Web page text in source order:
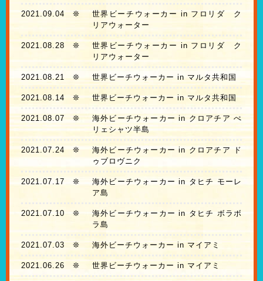
2021.09.04 ❊
世界ビーチウォーカー in フロリダ ク
リアウォーター
2021.08.28 ❊
世界ビーチウォーカー in フロリダ ク
リアウォーター
2021.08.21 ❊ 世界ビーチウォーカー in マルタ共和国
2021.08.14❊ 世界ビーチウォーカー in マルタ共和国
2021.08.07❊
海外ビーチウォーカー in クロアチア ぺ
リェシャツ半島
2021.07.24 ❊
海外ビーチウォーカー in クロアチア ド
ゥブロヴニク
2021.07.17 ❊
海外ビーチウォーカー in タヒチ モーレ
ア島
2021.07.10 ❊
海外ビーチウォーカー in タヒチ ボラボ
ラ島
2021.07.03 ❊ 海外ビーチウォーカー in マイアミ
2021.06.26 ❊ 世界ビーチウォーカー in マイアミ